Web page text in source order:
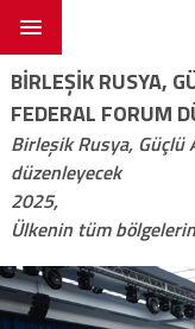
BIRLEŞIK RUSYA,
FEDERAL FORUM
Birleşik Rusya,
düzenleyecek
2025,
Ülkenin tüm